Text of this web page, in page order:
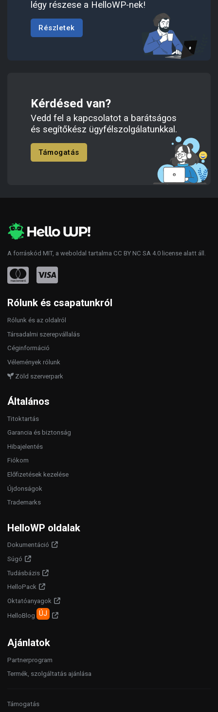
légy részese a HelloWP-nek!
Részletek
Kérdésed van?
Vedd fel a kapcsolatot a barátságos
és segítőkész ügyfélszolgálatunkkal.
Támogatás
A forráskód MIT, a weboldal tartalma CC BY NC SA 4.0 license alatt áll.
Rólunk és csapatunkról
Rólunk és az oldalról
Társadalmi szerepvállalás
Céginformáció
Vélemények rólunk
Zöld szerverpark
Általános
Titoktartás
Garancia és biztonság
Hibajelentés
Fiókom
Előfizetések kezelése
Újdonságok
Trademarks
HelloWP oldalak
Dokumentáció
Súgó
Tudásbázis
HelloPack
Oktatóanyagok
HelloBlog ÚJ
Ajánlatok
Partnerprogram
Termék, szolgáltatás ajánlása
Támogatás